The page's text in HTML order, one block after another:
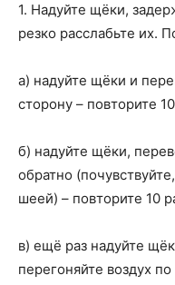
1. Надуйте щёки,
резко расслабьте их.
а) надуйте щёки и
сторону – повторите
б) надуйте щёки,
обратно
шеей) – повторите 10
в) ещё раз надуйте
перегоняйте воздух